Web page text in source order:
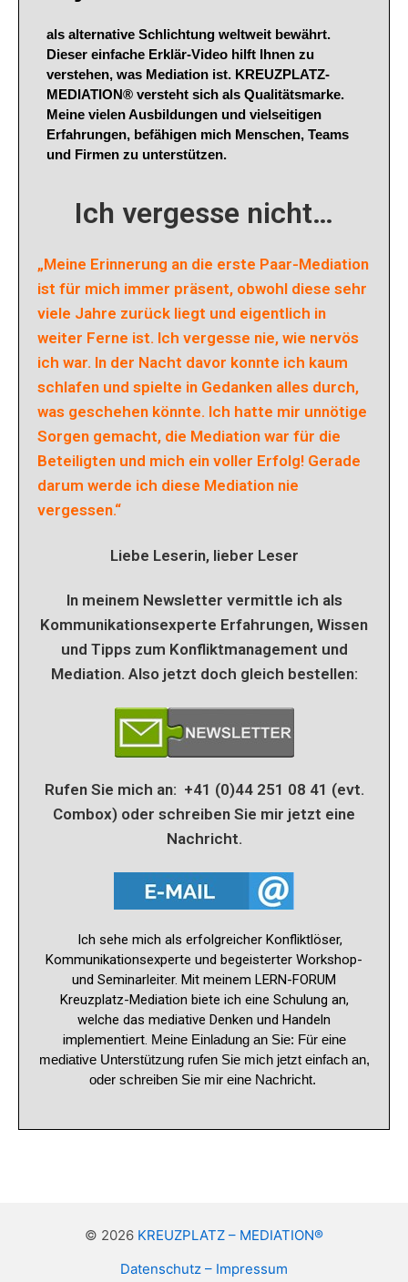
als alternative Schlichtung weltweit bewährt.
Dieser einfache Erklär-Video hilft Ihnen zu
verstehen, was Mediation ist. KREUZPLATZ-
MEDIATION® versteht sich als Qualitätsmarke.
Meine vielen Ausbildungen und vielseitigen
Erfahrungen, befähigen mich Menschen, Teams
und Firmen zu unterstützen.
Ich vergesse nicht…
„Meine Erinnerung an die erste Paar-Mediation
ist für mich immer präsent, obwohl diese sehr
viele Jahre zurück liegt und eigentlich in
weiter Ferne ist. Ich vergesse nie, wie nervös
ich war. In der Nacht davor konnte ich kaum
schlafen und spielte in Gedanken alles durch,
was geschehen könnte. Ich hatte mir unnötige
Sorgen gemacht, die Mediation war für die
Beteiligten und mich ein voller Erfolg! Gerade
darum werde ich diese Mediation nie
vergessen.“
Liebe Leserin, lieber Leser
In meinem Newsletter vermittle ich als
Kommunikationsexperte Erfahrungen, Wissen
und Tipps zum Konfliktmanagement und
Mediation. Also jetzt doch gleich bestellen:
Rufen Sie mich an: +41 (0)44 251 08 41 (evt.
Combox) oder schreiben Sie mir jetzt eine
Nachricht.
Ich sehe mich als erfolgreicher Konfliktlöser,
Kommunikationsexperte und begeisterter Workshop-
und Seminarleiter. Mit meinem LERN-FORUM
Kreuzplatz-Mediation biete ich eine Schulung an,
welche das mediative Denken und Handeln
implementiert. Meine Einladung an Sie: Für eine
mediative Unterstützung rufen Sie mich jetzt einfach an,
oder schreiben Sie mir eine Nachricht.
© 2026 KREUZPLATZ – MEDIATION®
Datenschutz – Impressum